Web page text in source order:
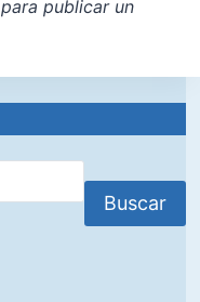
para publicar un
Buscar